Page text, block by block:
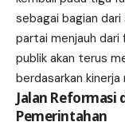
sebagai bagian
partai menjauh
publik akan terus
berdasarkan kinerja
Jalan Reformasi
Pemerintahan